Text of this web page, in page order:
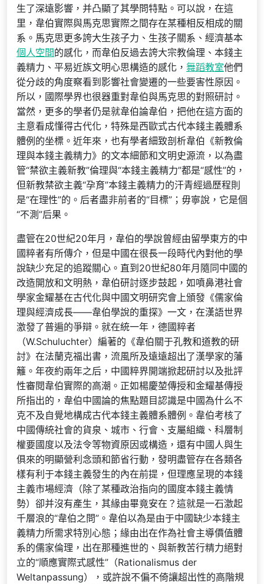
生了深遠影響，并凸顯了其學問特點。可以說，在這
里，韋伯實際與馬克思實際之間存在某種相反相成的關
系。馬克思更多誇大生孩子力、生孩子關系、經濟基本
個人空間的感化，而韋伯反過去誇大宗教倫理、本錢主
義精力、平易近族文明心思構造的感化， 舞蹈教室他們
從分歧的角度察看到影響社會變遷的一些要害性原因。
所以，國際學界也很器重對韋伯與馬克思的對照研討。
當然，更多的學者仍是就韋伯論韋伯，把他在這方面的
主意看成懂得古代化，特殊是西歐式古代本錢主義體系
體例的坐標。近年來，也有學者細致剖析韋伯《新教倫
理與本錢主義精力》的文本細節和文明史源流，以為盡
管“禁欲主義新教”倫理與“本錢主義精力”都是“感性”的，
但新教禁欲主義“孕育”本錢主義精力的汗青經過歷程則
是“在理性”的。后者盡非前者的“目標”；毋寧說，它是個
“不測”后果。
盡管在20世紀20年月，韋伯的學說曾經由留學東方的中
國粹者有所傳介，但是中國在很長一段時代內對他的學
說缺少充足的追蹤關心。直到20世紀80年月隨同中國的
改造開放和文明熱，韋伯研討逐步鼓起，如噴鼻港社會
學家金耀基在古代化與中國文明研究會上頒發《儒家倫
理與經濟成長——韋伯學說的重探》一文，在漢語世界
激發了普遍的爭辯。就在統一年，德國粹者
（W.Schuluchter）編著的《韋伯關于孔教和道教的研
討》在法蘭克福出書，流風所及遠遠超出了漢學家的藩
籬。年夜約兩年之后，中國粹界開端掀起研討以及批評
性審閱韋伯實際的高潮。正如楊慶堃傳授和金耀基傳授
所指出的，韋伯中國論的焦點題目認識是中國為什么不
克不及自覺地構成古代本錢主義體系體例。韋伯考核了
中國傳統社會的貨泉、城市、行會、支屬組織、科層制
權要國度以及法令等物資原因或構造，還有中國人與生
俱來的明顯營利念頭和節省行動，發明盡管存在各類各
樣有利于本錢主義發生的內在前提，但理應呈現的本錢
主義市場經濟（除了某種政治指向的國度本錢主義情
勢）卻并沒有產生，其緣由畢竟安在？這就是一石激起
千層浪的“韋伯之問”。韋伯以為是由于中國缺少本錢主
義精力所需求特別心態；緣由出在作為社會主導價值體
系的儒家倫理，出在那種進世的、與新教苦行精力絕對
立的“順應實際式感性”（Rationalismus der
Weltanpassung），或許說不偏不倚讓超出性的高階規